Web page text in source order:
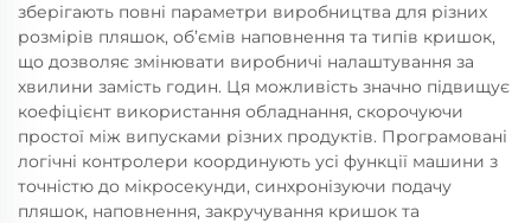
зберігають повні параметри виробництва для різних
розмірів пляшок, об’ємів наповнення та типів кришок,
що дозволяє змінювати виробничі налаштування за
хвилини замість годин. Ця можливість значно підвищує
коефіцієнт використання обладнання, скорочуючи
простої між випусками різних продуктів. Програмовані
логічні контролери координують усі функції машини з
точністю до мікросекунди, синхронізуючи подачу
пляшок, наповнення, закручування кришок та